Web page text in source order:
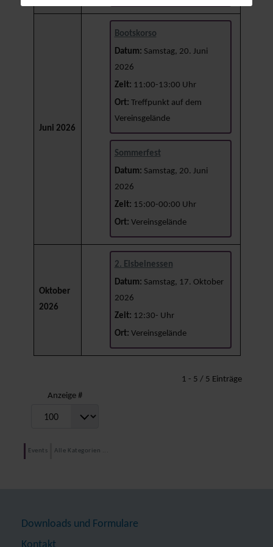
Juni 2026
Bootskorso
Datum: Samstag, 20. Juni
2026
Zeit: 11:00-13:00 Uhr
Ort: Treffpunkt auf dem
Vereinsgelände
Sommerfest
Datum: Samstag, 20. Juni
2026
Zeit: 15:00-00:00 Uhr
Ort: Vereinsgelände
Oktober
2026
2. Eisbeinessen
Datum: Samstag, 17. Oktober
2026
Zeit: 12:30- Uhr
Ort: Vereinsgelände
Limite der Paginierungsliste
1 - 5 / 5 Einträge
Anzeige #
Events Alle Kategorien ...
Downloads und Formulare